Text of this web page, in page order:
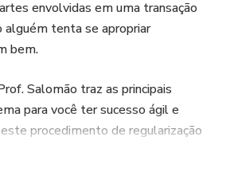
envolvidas em uma transação
alguém tenta se apropriar
bem.
Salomão traz as principais
para você ter sucesso ágil e
procedimento de regularização